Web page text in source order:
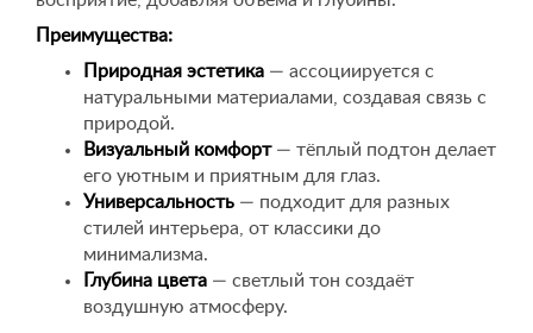
Преимущества:
Природная эстетика — ассоциируется с
натуральными материалами, создавая связь с
природой.
Визуальный комфорт— тёплый подтон делает
его уютным и приятным для глаз.
Универсальность — подходит для разных
стилей интерьера, от классики до
минимализма.
Глубина цвета — светлый тон создаёт
воздушную атмосферу.